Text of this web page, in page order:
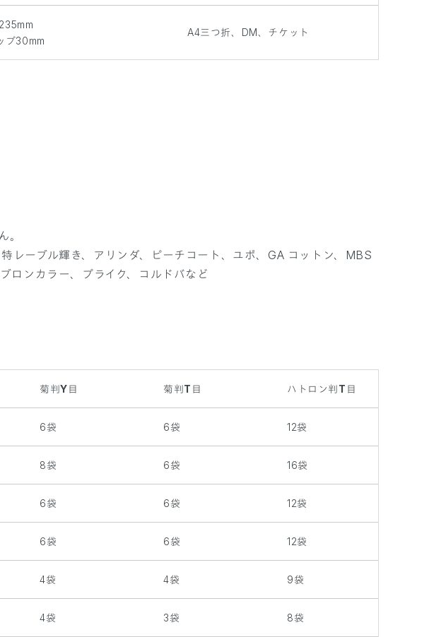
プ30mm
A4三つ折、DM、チケット
。
レーブル輝き、アリンダ、ピーチコート、ユポ、GA コットン、MBS
ロンカラー、プライク、コルドバなど
菊判Y目 菊判T目 ハトロン判T目
6袋 6袋 12袋
8袋 6袋 16袋
6袋 6袋 12袋
6袋 6袋 12袋
4袋 4袋 9袋
4袋 3袋 8袋